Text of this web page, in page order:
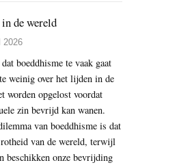
de wereld
2026
boeddhisme te vaak gaat
weinig over het lijden in de
worden opgelost voordat
zin bevrijd kan wanen.
van boeddhisme is dat
van de wereld, terwijl
beschikken onze bevrijding